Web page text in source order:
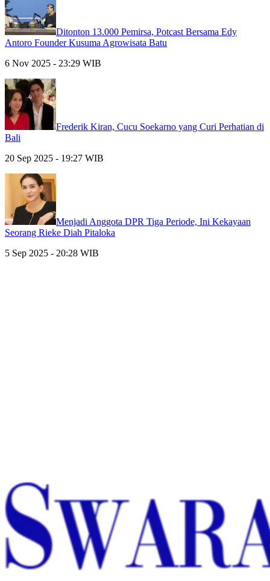
Ditonton 13.000 Pemirsa, Potcast Bersama Edy
Antoro Founder Kusuma Agrowisata Batu
6 Nov 2025 - 23:29 WIB
Frederik Kiran, Cucu Soekarno yang Curi Perhatian di
Bali
20 Sep 2025 - 19:27 WIB
Menjadi Anggota DPR Tiga Periode, Ini Kekayaan
Seorang Rieke Diah Pitaloka
5 Sep 2025 - 20:28 WIB